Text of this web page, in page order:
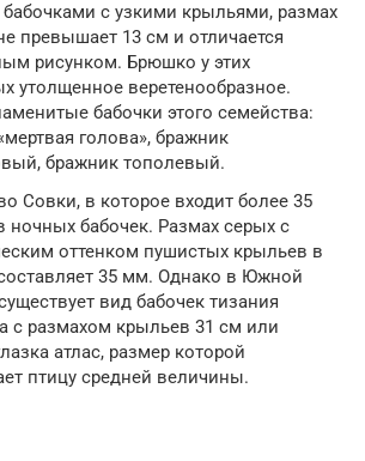
с узкими крыльями, размах
превышает 13 см и отличается
рисунком. Брюшко у этих
утолщенное веретенообразное.
бабочки этого семейства:
голова», бражник
бражник тополевый.
Совки, в которое входит более 35
ночных бабочек. Размах серых с
оттенком пушистых крыльев в
35 мм. Однако в Южной
вид бабочек тизания
с размахом крыльев 31 см или
атлас, размер которой
птицу средней величины.